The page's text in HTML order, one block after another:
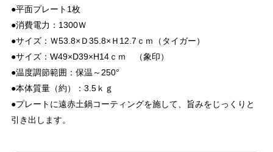
●平面プレート1枚
●消費電力：1300Ｗ
●サイズ：Ｗ53.8×Ｄ35.8×Ｈ12.7ｃｍ（タイガー）
●サイズ：W49×D39×H14ｃｍ （象印）
●温度調節範囲：保温～250°
●本体質量（約）：3.5ｋｇ
●プレートに遠赤土鍋コーティングを施して、旨みをじっくりと
引き出します。